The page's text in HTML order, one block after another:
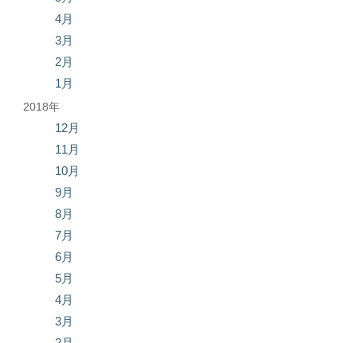
4月
3月
2月
1月
2018年
12月
11月
10月
9月
8月
7月
6月
5月
4月
3月